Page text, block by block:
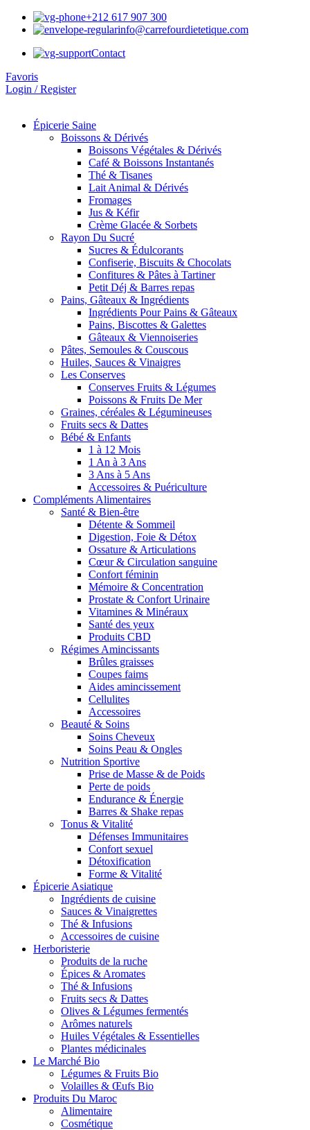
+212 617 907 300
info@carrefourdietetique.com
Contact
Favoris
Login / Register
Épicerie Saine
Boissons & Dérivés
Boissons Végétales & Dérivés
Café & Boissons Instantanés
Thé & Tisanes
Lait Animal & Dérivés
Fromages
Jus & Kéfir
Crème Glacée & Sorbets
Rayon Du Sucré
Sucres & Édulcorants
Confiserie, Biscuits & Chocolats
Confitures & Pâtes à Tartiner
Petit Déj & Barres repas
Pains, Gâteaux & Ingrédients
Ingrédients Pour Pains & Gâteaux
Pains, Biscottes & Galettes
Gâteaux & Viennoiseries
Pâtes, Semoules & Couscous
Huiles, Sauces & Vinaigres
Les Conserves
Conserves Fruits & Légumes
Poissons & Fruits De Mer
Graines, céréales & Légumineuses
Fruits secs & Dattes
Bébé & Enfants
1 à 12 Mois
1 An à 3 Ans
3 Ans à 5 Ans
Accessoires & Puériculture
Compléments Alimentaires
Santé & Bien-être
Détente & Sommeil
Digestion, Foie & Détox
Ossature & Articulations
Cœur & Circulation sanguine
Confort féminin
Mémoire & Concentration
Prostate & Confort Urinaire
Vitamines & Minéraux
Santé des yeux
Produits CBD
Régimes Amincissants
Brûles graisses
Coupes faims
Aides amincissement
Cellulites
Accessoires
Beauté & Soins
Soins Cheveux
Soins Peau & Ongles
Nutrition Sportive
Prise de Masse & de Poids
Perte de poids
Endurance & Énergie
Barres & Shake repas
Tonus & Vitalité
Défenses Immunitaires
Confort sexuel
Détoxification
Forme & Vitalité
Épicerie Asiatique
Ingrédients de cuisine
Sauces & Vinaigrettes
Thé & Infusions
Accessoires de cuisine
Herboristerie
Produits de la ruche
Épices & Aromates
Thé & Infusions
Fruits secs & Dattes
Olives & Légumes fermentés
Arômes naturels
Huiles Végétales & Essentielles
Plantes médicinales
Le Marché Bio
Légumes & Fruits Bio
Volailles & Œufs Bio
Produits Du Maroc
Alimentaire
Cosmétique